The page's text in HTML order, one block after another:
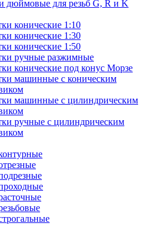
дюймовые для резьб G, R и K
конические 1:10
конические 1:30
конические 1:50
ручные разжимные
конические под конус Морзе
машинные с коническим
машинные с цилиндрическим
ручные с цилиндрическим